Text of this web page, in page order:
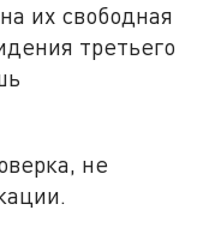
их свободная
третьего
не